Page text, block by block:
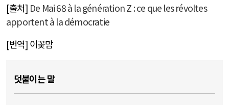
[출처] De Mai 68 à la génération Z : ce que les révoltes
apportent à la démocratie
[번역] 이꽃맘
덧붙이는 말